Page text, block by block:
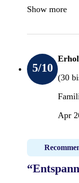
Show more
5/10
(30
Apr